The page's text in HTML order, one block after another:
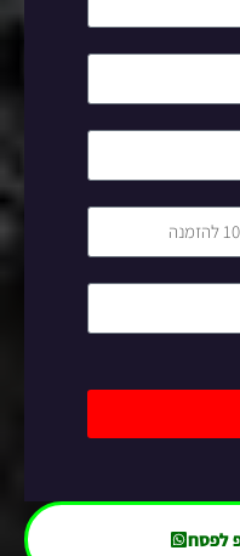
לפסח